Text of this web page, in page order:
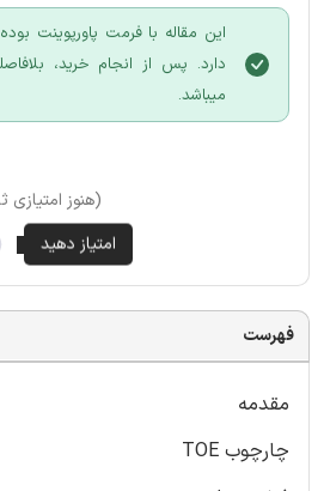
این مقاله با فرمت پاورپوینت
دارد. پس از انجام خرید،
میباشد.
(هنوز
فهرست
مقدمه
چارچوب TOE